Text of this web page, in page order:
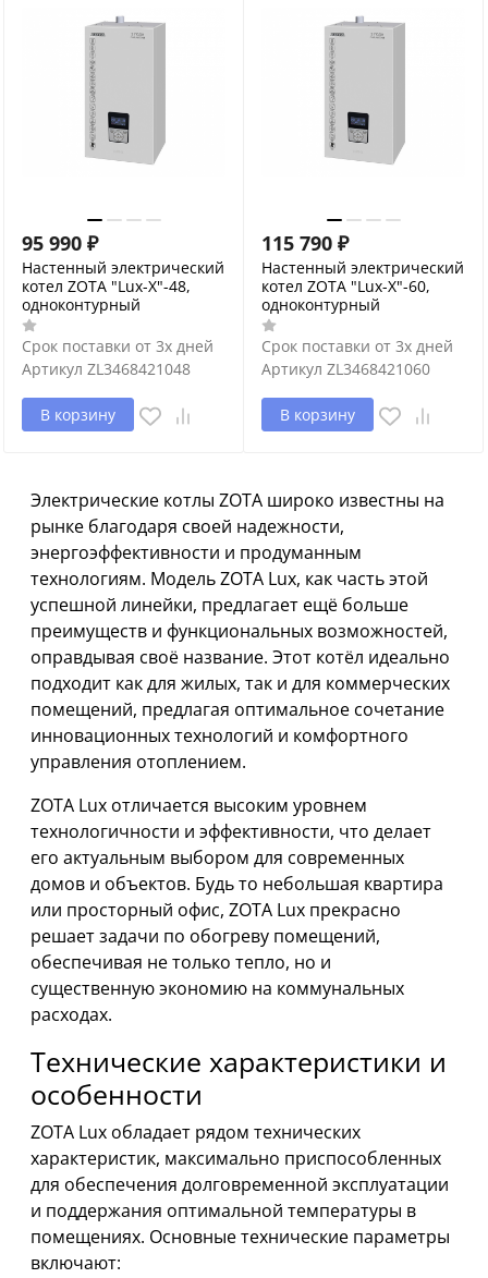
95 990 ₽
Настенный электрический
котел ZOTA "Lux-X"-48,
одноконтурный
Срок поставки от 3х дней
Артикул ZL3468421048
В корзину
115 790 ₽
Настенный электрический
котел ZOTA "Lux-X"-60,
одноконтурный
Срок поставки от 3х дней
Артикул ZL3468421060
В корзину
Электрические котлы ZOTA широко известны на
рынке благодаря своей надежности,
энергоэффективности и продуманным
технологиям. Модель ZOTA Lux, как часть этой
успешной линейки, предлагает ещё больше
преимуществ и функциональных возможностей,
оправдывая своё название. Этот котёл идеально
подходит как для жилых, так и для коммерческих
помещений, предлагая оптимальное сочетание
инновационных технологий и комфортного
управления отоплением.
ZOTA Lux отличается высоким уровнем
технологичности и эффективности, что делает
его актуальным выбором для современных
домов и объектов. Будь то небольшая квартира
или просторный офис, ZOTA Lux прекрасно
решает задачи по обогреву помещений,
обеспечивая не только тепло, но и
существенную экономию на коммунальных
расходах.
Технические характеристики и
особенности
ZOTA Lux обладает рядом технических
характеристик, максимально приспособленных
для обеспечения долговременной эксплуатации
и поддержания оптимальной температуры в
помещениях. Основные технические параметры
включают: